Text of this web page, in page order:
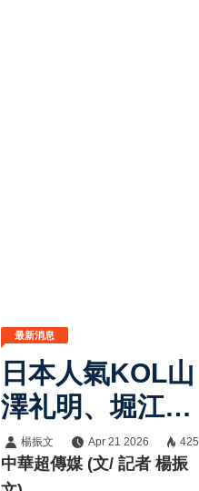
最新消息
日本人氣KOL山
澤礼明、堀江聖
夏直飛臺南拍
攝 黃偉哲市長
楊振文 Apr 21 2026 425
中華超傳媒 (文/ 記者 楊振